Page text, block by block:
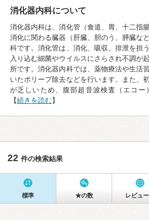
消化器内科について
消化器内科は、消化管（食道、胃、十二指
消化に関わる臓器（肝臓、胆のう、膵臓な
科です。消化管は、消化、吸収、排泄を担
入り込む細菌やウイルスにさらされ不調が
所です。消化器内科では、薬物療法や生活
いたポリープ除去などを行います。また、
が乏しいため、腹部超音波検査（エコー
【続きを読む】
22 件の検索結果
標準 ★の数 レビュ